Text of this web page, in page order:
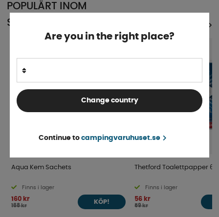
POPULÄRT INOM
SAMMA KATEGORI
Aqua Kem Sachets
Finns i lager
160 kr
168 kr
KÖP!
5%
Thetford Toalettpapper 6-
Finns i lager
56 kr
59 kr
Are you in the right place?
Change country
Continue to campingvaruhuset.se